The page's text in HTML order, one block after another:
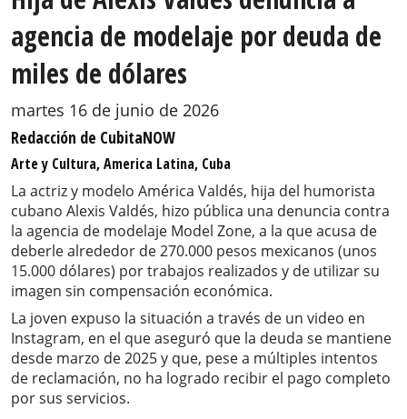
agencia de modelaje por deuda de
miles de dólares
martes 16 de junio de 2026
Redacción de CubitaNOW
Arte y Cultura, America Latina, Cuba
La actriz y modelo América Valdés, hija del humorista
cubano Alexis Valdés, hizo pública una denuncia contra
la agencia de modelaje Model Zone, a la que acusa de
deberle alrededor de 270.000 pesos mexicanos (unos
15.000 dólares) por trabajos realizados y de utilizar su
imagen sin compensación económica.
La joven expuso la situación a través de un video en
Instagram, en el que aseguró que la deuda se mantiene
desde marzo de 2025 y que, pese a múltiples intentos
de reclamación, no ha logrado recibir el pago completo
por sus servicios.